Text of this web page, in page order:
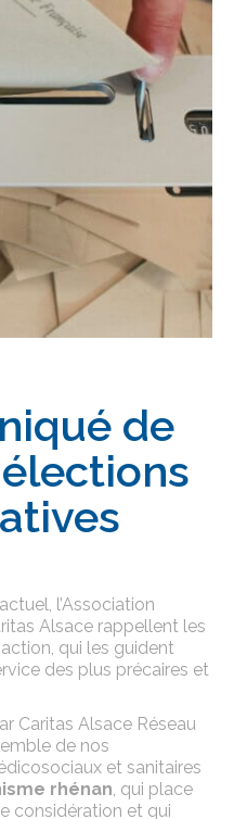
de
l’Association
Alsace rappellent les
qui les guident
des plus précaires et
Caritas Alsace Réseau
de nos
et sanitaires
rhénan, qui place
considération et qui